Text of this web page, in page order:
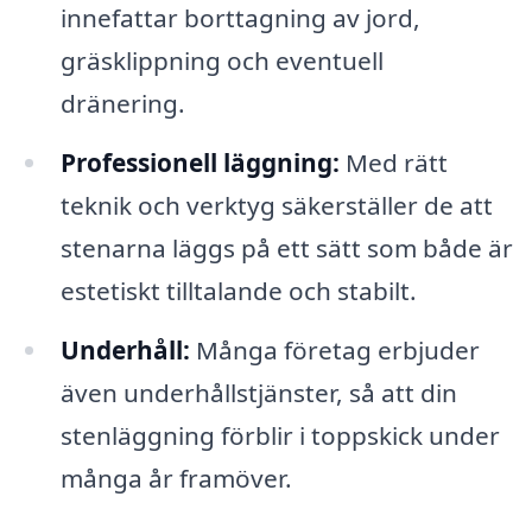
innefattar borttagning av jord,
gräsklippning och eventuell
dränering.
Professionell läggning: Med rätt
teknik och verktyg säkerställer de att
stenarna läggs på ett sätt som både är
estetiskt tilltalande och stabilt.
Underhåll: Många företag erbjuder
även underhållstjänster, så att din
stenläggning förblir i toppskick under
många år framöver.